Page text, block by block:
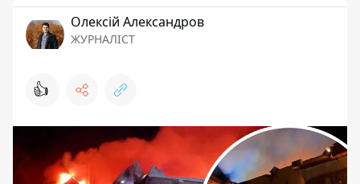
Олексій Александров
ЖУРНАЛІСТ
👍